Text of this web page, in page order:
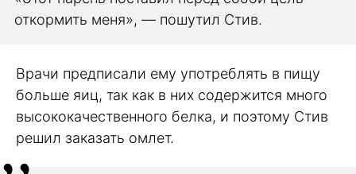
откормить меня», — пошутил Стив.
Врачи предписали ему употреблять в пищу
больше яиц, так как в них содержится много
высококачественного белка, и поэтому Стив
решил заказать омлет.